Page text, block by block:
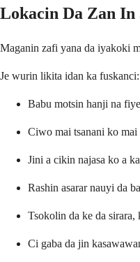
Lokacin Da Zan
Maganin zafi yana da iyakoki
Je wurin likita idan ka fuskanci:
Babu motsin hanji na
Ciwo mai tsanani ko mai
Jini a cikin najasa ko a
Rashin asarar nauyi da
Tsokolin da ke da sirara,
Ci gaba da jin